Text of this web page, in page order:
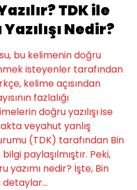
TDK ile
Nedir?
bu kelimenin doğru
isteyenler tarafından
kelime açısından
fazlalığı
doğru yazılışı ise
veyahut yanlış
(TDK) tarafından Bin
paylaşılmıştır. Peki,
yazımı nedir? İşte, Bin
detaylar...